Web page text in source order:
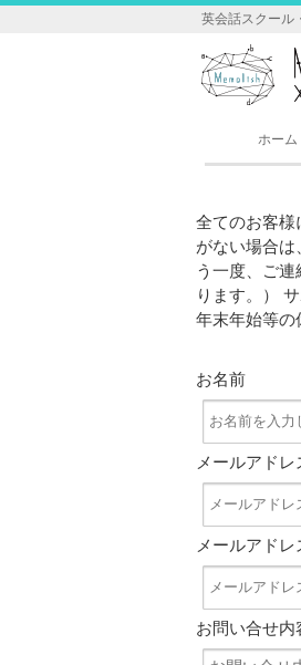
英会話スクール
ホーム
全てのお客様
がない場合は
う一度、ご
ります。）
年末年始等の
お名前
メールアドレ
メールアドレ
お問い合せ内